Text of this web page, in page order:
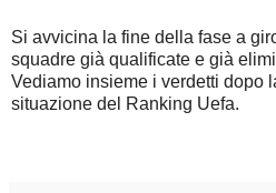
Si avvicina la fine della fase a
squadre già qualificate e già
Vediamo insieme i verdetti dopo
situazione del Ranking Uefa.